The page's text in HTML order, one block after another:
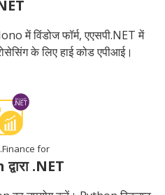
में विंडोज फॉर्म, एएसपी.NET में
के लिए हाई कोड एपीआई।
for
.NET